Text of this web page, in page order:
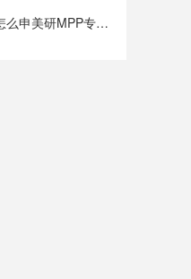
同济大学雅思7.0怎么申美研MPP专业？